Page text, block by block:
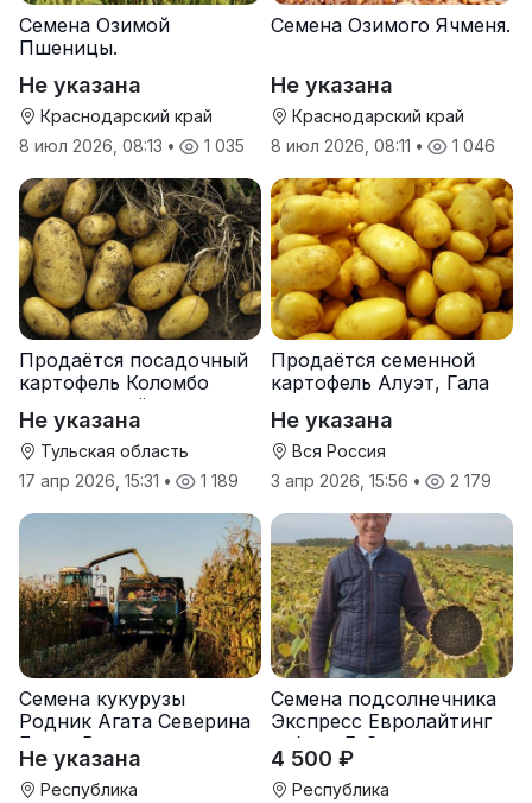
Семена Озимой
Пшеницы.
Не указана
Краснодарский край
8 июл 2026, 08:13 • 1 035
Семена Озимого Ячменя.
Не указана
Краснодарский край
8 июл 2026, 08:11 • 1 046
Продаётся посадочный
картофель Коломбо
оптом от трёх тонн
Не указана
Тульская область
17 апр 2026, 15:31 • 1 189
Продаётся семенной
картофель Алуэт, Гала
Не указана
Вся Россия
3 апр 2026, 15:56 • 2 179
Семена кукурузы
Родник Агата Северина
Берта Вилора
Прохладненский Дарина
Росс Машук Катерина
Не указана
Республика
Семена подсолнечника
Экспресс Евролайтинг
гибрид F-G+
4 500 ₽
Республика